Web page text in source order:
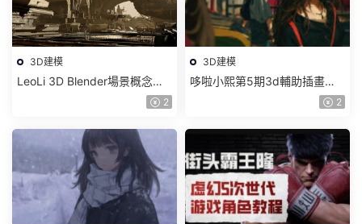
3D建模
LeoLi 3D Blender場景概念設
計班第6期2023年【畫質高清2
3D建模
哆啦小熙第5期3d輔助插畫班
2023年【畫質不錯有大部分素
2